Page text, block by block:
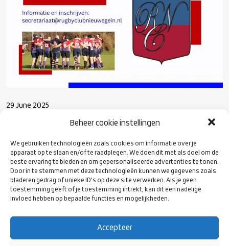
Beheer cookie instellingen
We gebruiken technologieën zoals cookies om informatie over je
apparaat op te slaan en/of te raadplegen. We doen dit met als doel om de
beste ervaring te bieden en om gepersonaliseerde advertenties te tonen.
Door in te stemmen met deze technologieën kunnen we gegevens zoals
bladeren gedrag of unieke ID's op deze site verwerken. Als je geen
toestemming geeft of je toestemming intrekt, kan dit een nadelige
invloed hebben op bepaalde functies en mogelijkheden.
Accepteer
29 June 2025
RUGBY 7S TOERNOOI NIEUWEGEIN
Informatie en inschrijven: secretariaat@rugbyclubnieuwegein.nl